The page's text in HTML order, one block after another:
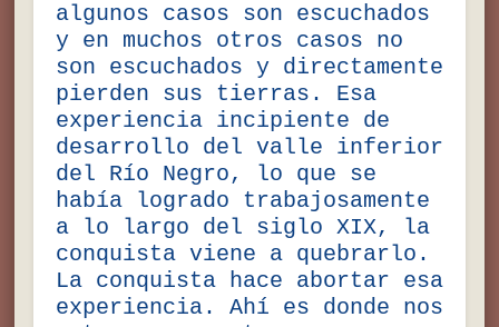
algunos casos son escuchados
y en muchos otros casos no
son escuchados y directamente
pierden sus tierras. Esa
experiencia incipiente de
desarrollo del valle inferior
del Río Negro, lo que se
había logrado trabajosamente
a lo largo del siglo XIX, la
conquista viene a quebrarlo.
La conquista hace abortar esa
experiencia. Ahí es donde nos